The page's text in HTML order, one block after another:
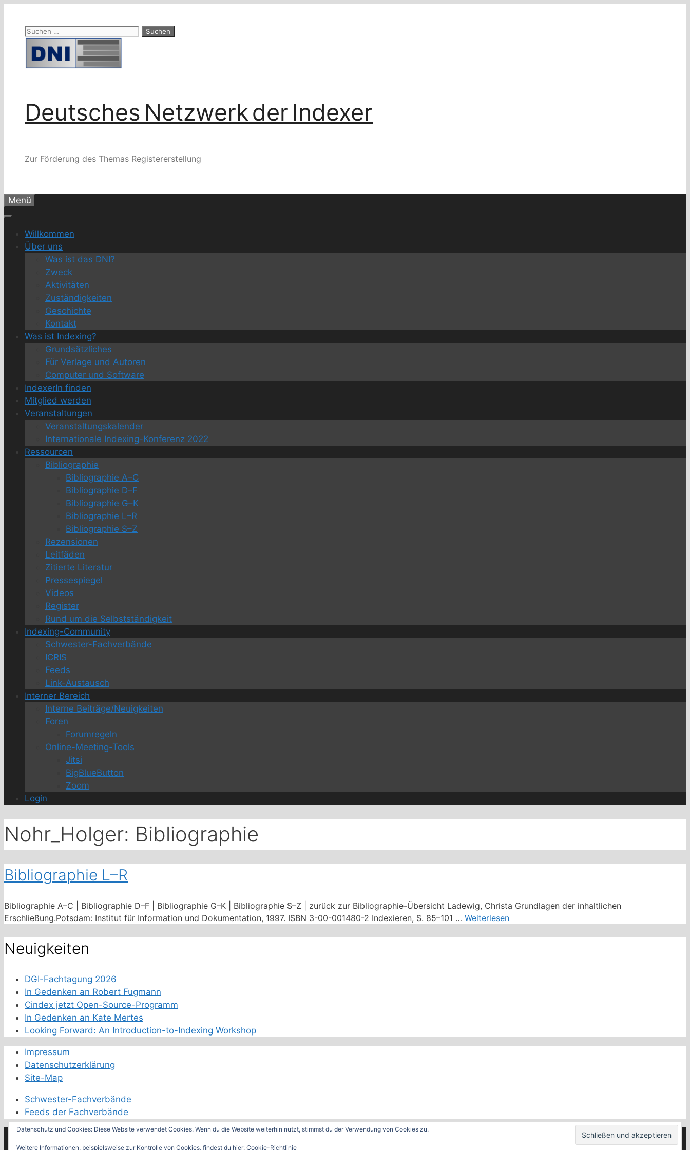
springenSuchen
Deutsches Netzwerk der Indexer
Zur Förderung des Themas Registererstellung
Menü
Willkommen
Über uns
Was ist das DNI?
Zweck
Aktivitäten
Zuständigkeiten
Geschichte
Kontakt
Was ist Indexing?
Grundsätzliches
Für Verlage und Autoren
Computer und Software
IndexerIn finden
Mitglied werden
Veranstaltungen
Veranstaltungskalender
Internationale Indexing-Konferenz 2022
Ressourcen
Bibliographie
Bibliographie A–C
Bibliographie D–F
Bibliographie G–K
Bibliographie L–R
Bibliographie S–Z
Rezensionen
Leitfäden
Zitierte Literatur
Pressespiegel
Videos
Register
Rund um die Selbstständigkeit
Indexing-Community
Schwester-Fachverbände
ICRIS
Feeds
Link-Austausch
Interner Bereich
Interne Beiträge/Neuigkeiten
Foren
Forumregeln
Online-Meeting-Tools
Jitsi
BigBlueButton
Zoom
Login
Nohr_Holger: Bibliographie
Bibliographie L–R
Bibliographie A–C | Bibliographie D–F | Bibliographie G–K | Bibliographie S–Z | zurück zur Bibliographie-Übersicht Ladewig, Christa Grundlagen der inhaltlichen
Erschließung.Potsdam: Institut für Information und Dokumentation, 1997. ISBN 3-00-001480-2 Indexieren, S. 85–101 … Weiterlesen
Neuigkeiten
DGI-Fachtagung 2026
In Gedenken an Robert Fugmann
Cindex jetzt Open-Source-Programm
In Gedenken an Kate Mertes
Looking Forward: An Introduction-to-Indexing Workshop
Impressum
Datenschutzerklärung
Site-Map
Schwester-Fachverbände
Feeds der Fachverbände
© 2026 Deutsches Netzwerk der Indexer • Erstellt mit GeneratePress
Datenschutz und Cookies: Diese Website verwendet Cookies. Wenn du die Website weiterhin nutzt, stimmst du der Verwendung von Cookies zu.
Weitere Informationen, beispielsweise zur Kontrolle von Cookies, findest du hier: Cookie-Richtlinie